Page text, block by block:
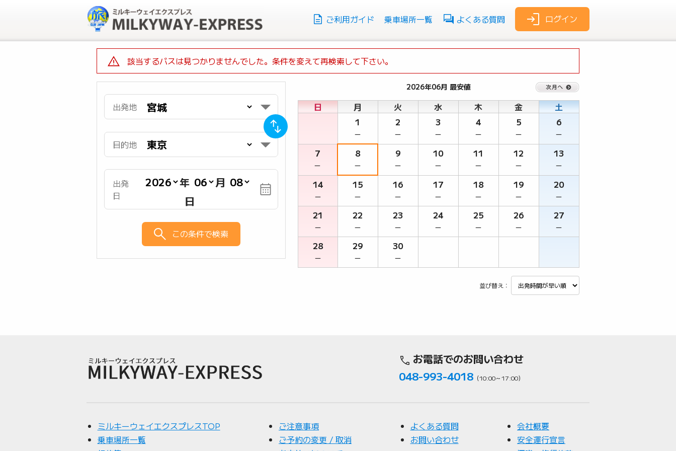
ご利用ガイド 乗車場所一覧 よくある質問 ログイン
該当するバスは見つかりませんでした。条件を変えて再検索して下さい。
出発地
目的地
出発
日
年
月
日
この条件で検索
2026年06月 最安値
日 月 火 水 木 金
土
1
－
2
－
3
－
4
－
5
－
6
－
7
－
8
－
9
－
10
－
11
－
12
－
13
－
14
－
15
－
16
－
17
－
18
－
19
－
20
－
21
－
22
－
23
－
24
－
25
－
26
－
27
－
28
－
29
－
30
－
並び替え：
お電話でのお問い合わせ
048-993-4018 （10:00～17:00）
ミルキーウェイエクスプレスTOP
乗車場所一覧
ご注意事項
ご予約の変更 / 取消
よくある質問
お問い合わせ
会社概要
安全運行宣言